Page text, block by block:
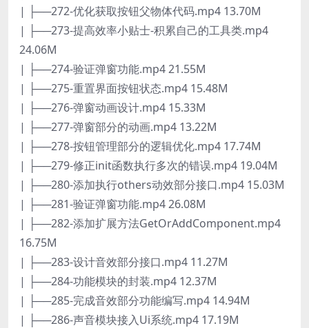
| ├──272-优化获取按钮父物体代码.mp4 13.70M
| ├──273-提高效率小贴士-积累自己的工具类.mp4
24.06M
| ├──274-验证弹窗功能.mp4 21.55M
| ├──275-重置界面按钮状态.mp4 15.48M
| ├──276-弹窗动画设计.mp4 15.33M
| ├──277-弹窗部分的动画.mp4 13.22M
| ├──278-按钮管理部分的逻辑优化.mp4 17.74M
| ├──279-修正init函数执行多次的错误.mp4 19.04M
| ├──280-添加执行others动效部分接口.mp4 15.03M
| ├──281-验证弹窗功能.mp4 26.08M
| ├──282-添加扩展方法GetOrAddComponent.mp4
16.75M
| ├──283-设计音效部分接口.mp4 11.27M
| ├──284-功能模块的封装.mp4 12.37M
| ├──285-完成音效部分功能编写.mp4 14.94M
| ├──286-声音模块接入Ui系统.mp4 17.19M